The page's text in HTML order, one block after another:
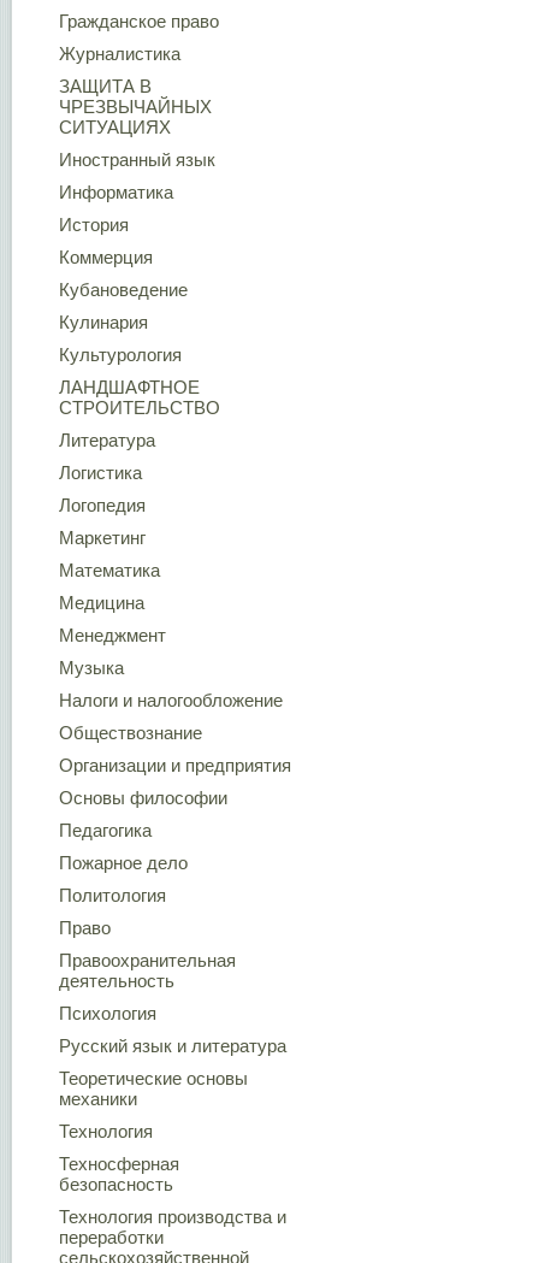
Гражданское право
Журналистика
ЗАЩИТА В
ЧРЕЗВЫЧАЙНЫХ
СИТУАЦИЯХ
Иностранный язык
Информатика
История
Коммерция
Кубановедение
Кулинария
Культурология
ЛАНДШАФТНОЕ
СТРОИТЕЛЬСТВО
Литература
Логистика
Логопедия
Маркетинг
Математика
Медицина
Менеджмент
Музыка
Налоги и налогообложение
Обществознание
Организации и предприятия
Основы философии
Педагогика
Пожарное дело
Политология
Право
Правоохранительная
деятельность
Психология
Русский язык и литература
Теоретические основы
механики
Технология
Техносферная
безопасность
Технология производства и
переработки
сельскохозяйственной